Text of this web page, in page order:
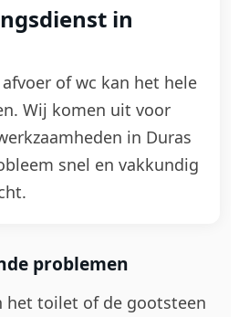
in
of wc kan het hele
Wij komen uit voor
in Duras
snel en vakkundig
problemen
het toilet of de gootsteen